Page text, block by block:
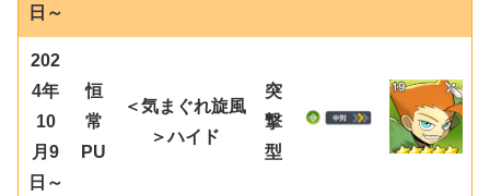
日～
202
4年
10
月9
日～
恒
常
PU
＜気まぐれ旋風
＞ハイド
突
撃
型